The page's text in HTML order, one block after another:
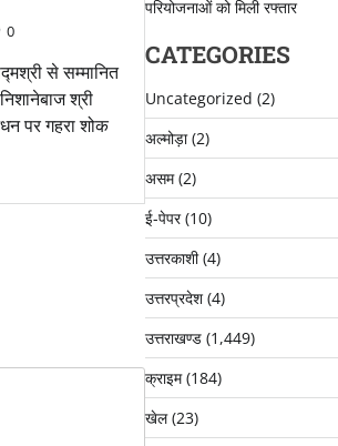
0
से सम्मानित
श्री
पर गहरा शोक
परियोजनाओं को मिली रफ्तार
CATEGORIES
Uncategorized (2)
अल्मोड़ा(2)
असम(2)
ई-पेपर(10)
उत्तरकाशी(4)
उत्तरप्रदेश(4)
उत्तराखण्ड(1,449)
क्राइम(184)
खेल(23)